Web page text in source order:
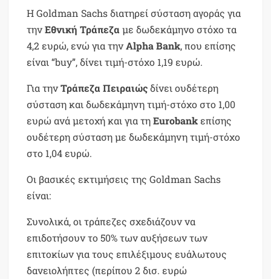
Η Goldman Sachs διατηρεί σύσταση αγοράς για
τηνΕθνική Τράπεζα με δωδεκάμηνο στόχο τα
4,2 ευρώ, ενώ για τηνΑlpha Bank, που επίσης
είναι “buy”, δίνει τιμή-στόχο 1,19 ευρώ.
Για τηνΤράπεζα Πειραιώςδίνει ουδέτερη
σύσταση και δωδεκάμηνη τιμή-στόχο στο 1,00
ευρώ ανά μετοχή και για τηEurobankεπίσης
ουδέτερη σύσταση με δωδεκάμηνη τιμή-στόχο
στο 1,04 ευρώ.
Οι βασικές εκτιμήσεις της Goldman Sachs
είναι:
Συνολικά, οι τράπεζες σχεδιάζουν να
επιδοτήσουν το 50% των αυξήσεων των
επιτοκίων για τους επιλέξιμους ευάλωτους
δανειολήπτες (περίπου 2 δισ. ευρώ